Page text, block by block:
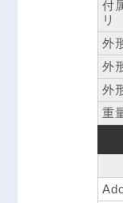
付
リ
外
外
外
重